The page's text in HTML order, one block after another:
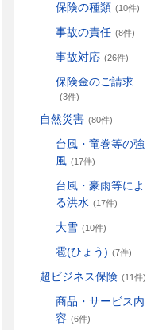
保険の種類 (10件)
事故の責任 (8件)
事故対応 (26件)
保険金のご請求
(3件)
自然災害 (80件)
台風・竜巻等の強
風 (17件)
台風・豪雨等によ
る洪水 (17件)
大雪 (10件)
雹(ひょう) (7件)
超ビジネス保険 (11件)
商品・サービス内
容 (6件)